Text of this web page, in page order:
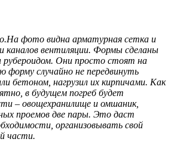
фото видна арматурная сетка и
каналов вентиляции. Формы сделаны
рубероидом. Они просто стоят на
форму случайно не передвинуть
бетоном, нагрузил их кирпичами. Как
в будущем погреб будет
– овощехранилище и омшаник,
проемов две пары. Это даст
организовывать свой
части.